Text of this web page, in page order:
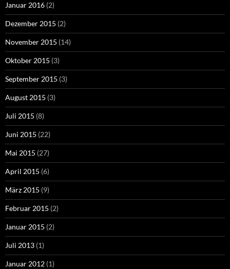
Januar 2016 (2)
Dezember 2015 (2)
November 2015 (14)
Oktober 2015 (3)
September 2015 (3)
August 2015 (3)
Juli 2015 (8)
Juni 2015 (22)
Mai 2015 (27)
April 2015 (6)
März 2015 (9)
Februar 2015 (2)
Januar 2015 (2)
Juli 2013 (1)
Januar 2012 (1)